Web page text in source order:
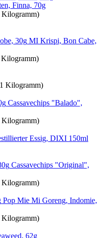
Finna, 70g
MI Krispi, Bon Cabe,
Kilogramm)
Cassavechips "Balado",
Essig, DIXI 150ml
Cassavechips "Original",
Pop Mie Mi Goreng, Indomie,
62g